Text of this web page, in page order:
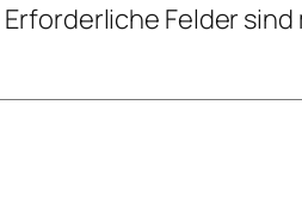
Erforderliche Felder